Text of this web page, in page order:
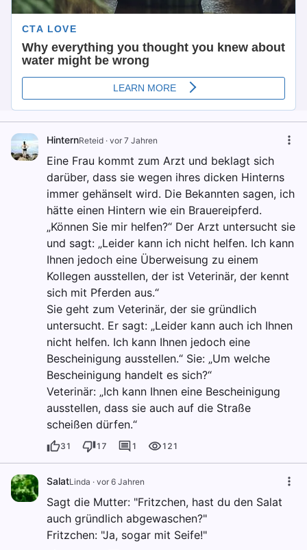
HinternReteid · vor 7 Jahren
Eine Frau kommt zum Arzt und beklagt sich
darüber, dass sie wegen ihres dicken Hinterns
immer gehänselt wird. Die Bekannten sagen, ich
hätte einen Hintern wie ein Brauereipferd.
„Können Sie mir helfen?“ Der Arzt untersucht sie
und sagt: „Leider kann ich nicht helfen. Ich kann
Ihnen jedoch eine Überweisung zu einem
Kollegen ausstellen, der ist Veterinär, der kennt
sich mit Pferden aus.“
Sie geht zum Veterinär, der sie gründlich
untersucht. Er sagt: „Leider kann auch ich Ihnen
nicht helfen. Ich kann Ihnen jedoch eine
Bescheinigung ausstellen.“ Sie: „Um welche
Bescheinigung handelt es sich?“
Veterinär: „Ich kann Ihnen eine Bescheinigung
ausstellen, dass sie auch auf die Straße
scheißen dürfen.“
31 17 1 121
SalatLinda · vor 6 Jahren
Sagt die Mutter: "Fritzchen, hast du den Salat
auch gründlich abgewaschen?"
Fritzchen: "Ja, sogar mit Seife!"